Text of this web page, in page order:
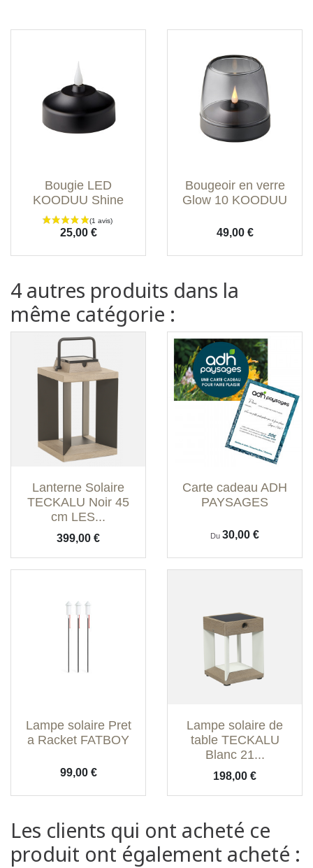
Bougie LED
KOODUU Shine
Prix
25,00 €
Bougeoir en verre
Glow 10 KOODUU
Prix
49,00 €
4 autres produits dans la
même catégorie :
Lanterne Solaire
TECKALU Noir 45
cm LES...
Prix
399,00 €
Carte cadeau ADH
PAYSAGES
Du Prix
30,00 €
Lampe solaire Pret
a Racket FATBOY
Prix
99,00 €
Lampe solaire de
table TECKALU
Blanc 21...
Prix
198,00 €
Les clients qui ont acheté ce
produit ont également acheté :